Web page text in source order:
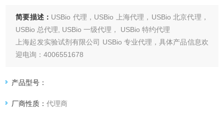
简要描述： USBio 代理，USBio 上海代理，USBio 北京代理，
USBio 总代理, USBio 一级代理， USBio 特约代理
上海起发实验试剂有限公司 USBio 专业代理，具体产品信息欢
迎电询：4006551678
产品型号：
厂商性质：代理商